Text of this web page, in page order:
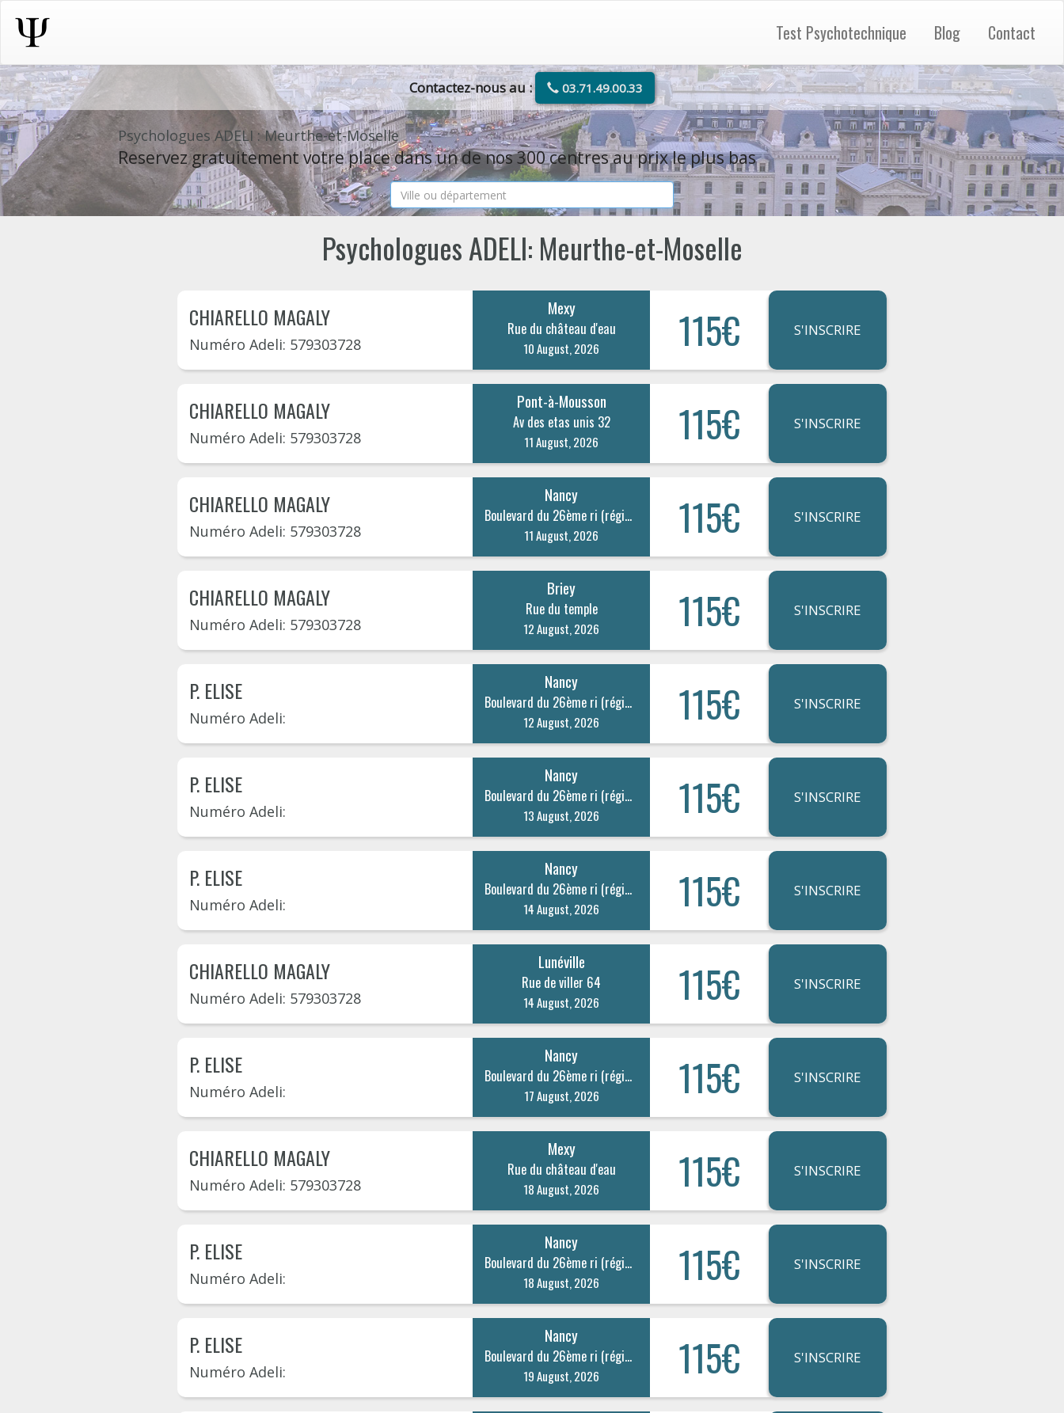
Test Psychotechnique Blog Contact
Contactez-nous au : 03.71.49.00.33
Psychologues ADELI : Meurthe-et-Moselle
Reservez gratuitement votre place dans un de nos 300 centres au prix le plus bas
Psychologues ADELI: Meurthe-et-Moselle
CHIARELLO MAGALY
Numéro Adeli: 579303728
Mexy
Rue du château d'eau
10 August, 2026 115€ S'INSCRIRE
CHIARELLO MAGALY
Numéro Adeli: 579303728
Pont-à-Mousson
Av des etas unis 32
11 August, 2026 115€ S'INSCRIRE
CHIARELLO MAGALY
Numéro Adeli: 579303728
Nancy
Boulevard du 26ème ri (régiment d’infanterie) 20
11 August, 2026 115€ S'INSCRIRE
CHIARELLO MAGALY
Numéro Adeli: 579303728
Briey
Rue du temple
12 August, 2026 115€ S'INSCRIRE
P. ELISE
Numéro Adeli:
Nancy
Boulevard du 26ème ri (régiment d’infanterie) 20
12 August, 2026 115€ S'INSCRIRE
P. ELISE
Numéro Adeli:
Nancy
Boulevard du 26ème ri (régiment d’infanterie) 20
13 August, 2026 115€ S'INSCRIRE
P. ELISE
Numéro Adeli:
Nancy
Boulevard du 26ème ri (régiment d’infanterie) 20
14 August, 2026 115€ S'INSCRIRE
CHIARELLO MAGALY
Numéro Adeli: 579303728
Lunéville
Rue de viller 64
14 August, 2026 115€ S'INSCRIRE
P. ELISE
Numéro Adeli:
Nancy
Boulevard du 26ème ri (régiment d’infanterie) 20
17 August, 2026 115€ S'INSCRIRE
CHIARELLO MAGALY
Numéro Adeli: 579303728
Mexy
Rue du château d'eau
18 August, 2026 115€ S'INSCRIRE
P. ELISE
Numéro Adeli:
Nancy
Boulevard du 26ème ri (régiment d’infanterie) 20
18 August, 2026 115€ S'INSCRIRE
P. ELISE
Numéro Adeli:
Nancy
Boulevard du 26ème ri (régiment d’infanterie) 20
19 August, 2026 115€ S'INSCRIRE